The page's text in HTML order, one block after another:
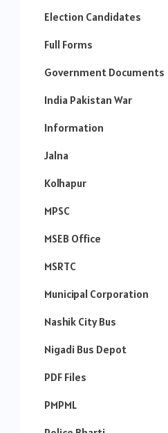
Election Candidates
Full Forms
Government Documents
India Pakistan War
Information
Jalna
Kolhapur
MPSC
MSEB Office
MSRTC
Municipal Corporation
Nashik City Bus
Nigadi Bus Depot
PDF Files
PMPML